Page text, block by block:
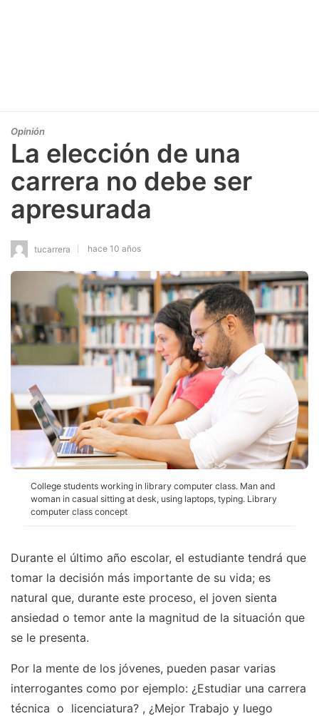
Opinión
La elección de una
carrera no debe ser
apresurada
tucarrera hace 10 años
College students working in library computer class. Man and
woman in casual sitting at desk, using laptops, typing. Library
computer class concept
Durante el último año escolar, el estudiante tendrá que
tomar la decisión más importante de su vida; es
natural que, durante este proceso, el joven sienta
ansiedad o temor ante la magnitud de la situación que
se le presenta.
Por la mente de los jóvenes, pueden pasar varias
interrogantes como por ejemplo: ¿Estudiar una carrera
técnica o licenciatura? , ¿Mejor Trabajo y luego